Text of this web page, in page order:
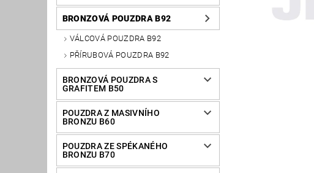
BRONZOVÁ POUZDRA B92
VÁLCOVÁ POUZDRA B92
PŘÍRUBOVÁ POUZDRA B92
BRONZOVÁ POUZDRA S
GRAFITEM B50
POUZDRA Z MASIVNÍHO
BRONZU B60
POUZDRA ZE SPÉKANÉHO
BRONZU B70